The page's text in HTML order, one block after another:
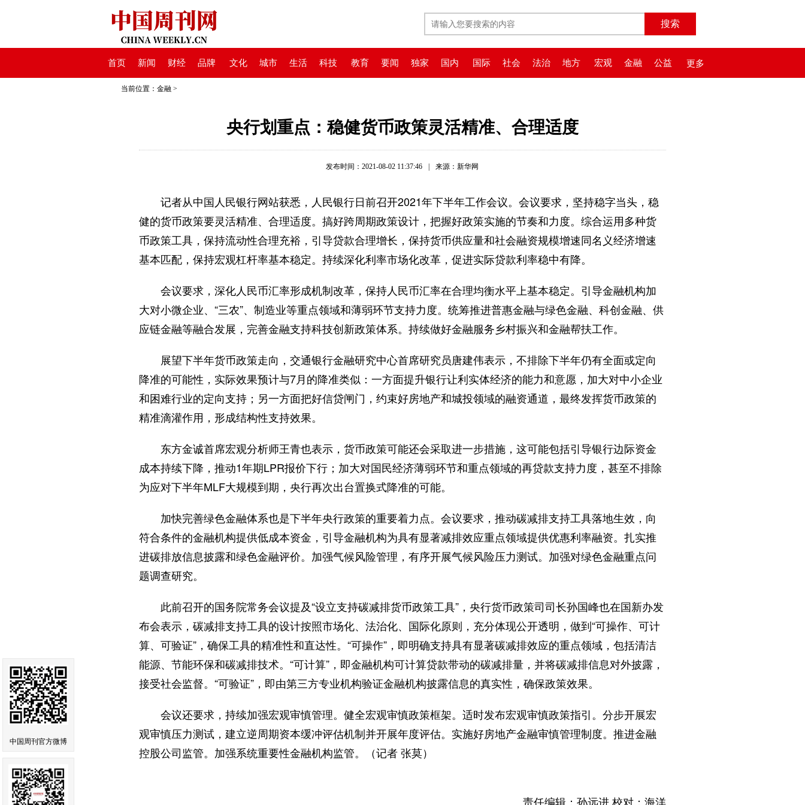
首页 新闻 财经 品牌 文化 城市 生活 科技 教育 要闻 独家 国内 国际 社会 法治 地方 宏观 金融 公益 更多
当前位置： 金融 >
央行划重点：稳健货币政策灵活精准、合理适度
发布时间：2021-08-02 11:37:46 来源：新华网
记者从中国人民银行网站获悉，人民银行日前召开2021年下半年工作会议。会议要求，坚持稳字当头，稳
健的货币政策要灵活精准、合理适度。搞好跨周期政策设计，把握好政策实施的节奏和力度。综合运用多种货
币政策工具，保持流动性合理充裕，引导贷款合理增长，保持货币供应量和社会融资规模增速同名义经济增速
基本匹配，保持宏观杠杆率基本稳定。持续深化利率市场化改革，促进实际贷款利率稳中有降。
会议要求，深化人民币汇率形成机制改革，保持人民币汇率在合理均衡水平上基本稳定。引导金融机构加
大对小微企业、“三农”、制造业等重点领域和薄弱环节支持力度。统筹推进普惠金融与绿色金融、科创金融、供
应链金融等融合发展，完善金融支持科技创新政策体系。持续做好金融服务乡村振兴和金融帮扶工作。
展望下半年货币政策走向，交通银行金融研究中心首席研究员唐建伟表示，不排除下半年仍有全面或定向
降准的可能性，实际效果预计与7月的降准类似：一方面提升银行让利实体经济的能力和意愿，加大对中小企业
和困难行业的定向支持；另一方面把好信贷闸门，约束好房地产和城投领域的融资通道，最终发挥货币政策的
精准滴灌作用，形成结构性支持效果。
东方金诚首席宏观分析师王青也表示，货币政策可能还会采取进一步措施，这可能包括引导银行边际资金
成本持续下降，推动1年期LPR报价下行；加大对国民经济薄弱环节和重点领域的再贷款支持力度，甚至不排除
为应对下半年MLF大规模到期，央行再次出台置换式降准的可能。
加快完善绿色金融体系也是下半年央行政策的重要着力点。会议要求，推动碳减排支持工具落地生效，向
符合条件的金融机构提供低成本资金，引导金融机构为具有显著减排效应重点领域提供优惠利率融资。扎实推
进碳排放信息披露和绿色金融评价。加强气候风险管理，有序开展气候风险压力测试。加强对绿色金融重点问
题调查研究。
此前召开的国务院常务会议提及“设立支持碳减排货币政策工具”，央行货币政策司司长孙国峰也在国新办发
布会表示，碳减排支持工具的设计按照市场化、法治化、国际化原则，充分体现公开透明，做到“可操作、可计
算、可验证”，确保工具的精准性和直达性。“可操作”，即明确支持具有显著碳减排效应的重点领域，包括清洁
能源、节能环保和碳减排技术。“可计算”，即金融机构可计算贷款带动的碳减排量，并将碳减排信息对外披露，
接受社会监督。“可验证”，即由第三方专业机构验证金融机构披露信息的真实性，确保政策效果。
会议还要求，持续加强宏观审慎管理。健全宏观审慎政策框架。适时发布宏观审慎政策指引。分步开展宏
观审慎压力测试，建立逆周期资本缓冲评估机制并开展年度评估。实施好房地产金融审慎管理制度。推进金融
控股公司监管。加强系统重要性金融机构监管。（记者 张莫）
责任编辑：孙远进 校对：海洋
中国周刊官方微博